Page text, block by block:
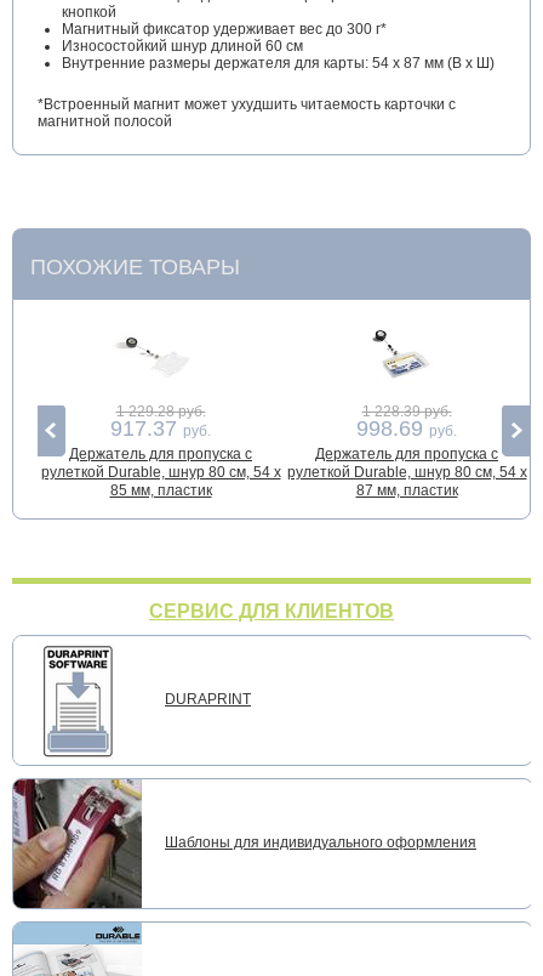
кнопкой
Магнитный фиксатор удерживает вес до 300 г*
Износостойкий шнур длиной 60 см
Внутренние размеры держателя для карты: 54 х 87 мм (В х Ш)
*Встроенный магнит может ухудшить читаемость карточки с
магнитной полосой
ПОХОЖИЕ ТОВАРЫ
1 229.28 руб.
917.37 руб.
Держатель для пропуска с
рулеткой Durable, шнур 80 см, 54 x
85 мм, пластик
1 228.39 руб.
998.69 руб.
Держатель для пропуска с
рулеткой Durable, шнур 80 см, 54 x
87 мм, пластик
СЕРВИС ДЛЯ КЛИЕНТОВ
DURAPRINT
Шаблоны для индивидуального оформления